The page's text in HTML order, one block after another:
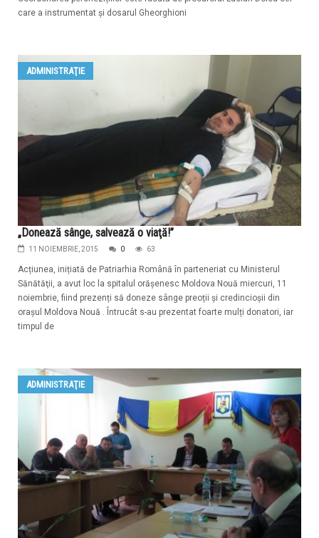
care a instrumentat și dosarul Gheorghioni
ADMINISTRAŢIE
„Donează sânge, salvează o viaţă!”
11 NOIEMBRIE, 2015 0 63
Acțiunea, inițiată de Patriarhia Română în parteneriat cu Ministerul
Sănătăţii, a avut loc la spitalul orășenesc Moldova Nouă miercuri, 11
noiembrie, fiind prezenți să doneze sânge preoții și credincioșii din
orașul Moldova Nouă . Întrucât s-au prezentat foarte mulți donatori, iar
timpul de
ADMINISTRAŢIE